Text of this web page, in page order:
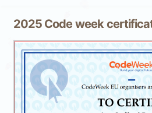
2025 Code week